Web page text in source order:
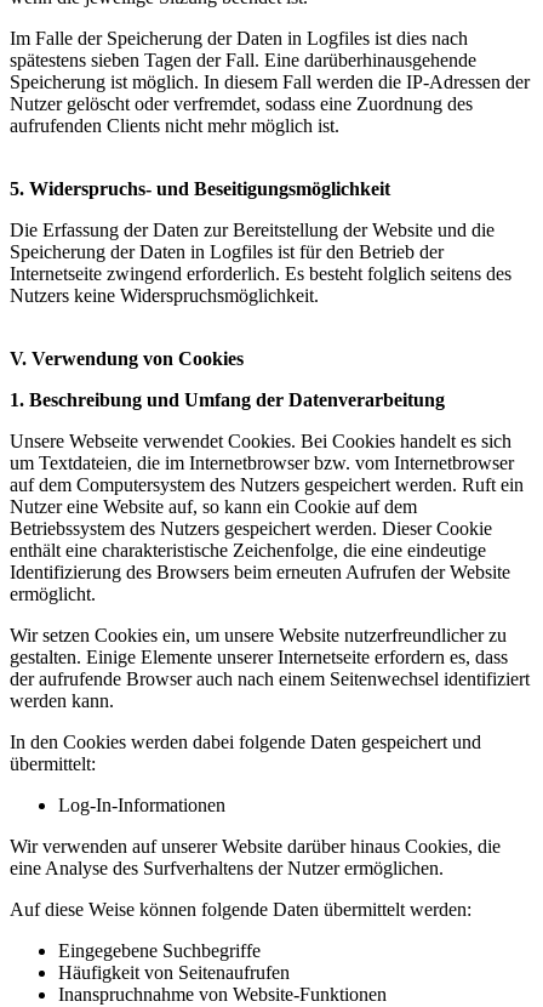
Im Falle der Speicherung der Daten in Logfiles ist dies nach
spätestens sieben Tagen der Fall. Eine darüberhinausgehende
Speicherung ist möglich. In diesem Fall werden die IP-Adressen der
Nutzer gelöscht oder verfremdet, sodass eine Zuordnung des
aufrufenden Clients nicht mehr möglich ist.
5. Widerspruchs- und Beseitigungsmöglichkeit
Die Erfassung der Daten zur Bereitstellung der Website und die
Speicherung der Daten in Logfiles ist für den Betrieb der
Internetseite zwingend erforderlich. Es besteht folglich seitens des
Nutzers keine Widerspruchsmöglichkeit.
V. Verwendung von Cookies
1. Beschreibung und Umfang der Datenverarbeitung
Unsere Webseite verwendet Cookies. Bei Cookies handelt es sich
um Textdateien, die im Internetbrowser bzw. vom Internetbrowser
auf dem Computersystem des Nutzers gespeichert werden. Ruft ein
Nutzer eine Website auf, so kann ein Cookie auf dem
Betriebssystem des Nutzers gespeichert werden. Dieser Cookie
enthält eine charakteristische Zeichenfolge, die eine eindeutige
Identifizierung des Browsers beim erneuten Aufrufen der Website
ermöglicht.
Wir setzen Cookies ein, um unsere Website nutzerfreundlicher zu
gestalten. Einige Elemente unserer Internetseite erfordern es, dass
der aufrufende Browser auch nach einem Seitenwechsel identifiziert
werden kann.
In den Cookies werden dabei folgende Daten gespeichert und
übermittelt:
Log-In-Informationen
Wir verwenden auf unserer Website darüber hinaus Cookies, die
eine Analyse des Surfverhaltens der Nutzer ermöglichen.
Auf diese Weise können folgende Daten übermittelt werden:
Eingegebene Suchbegriffe
Häufigkeit von Seitenaufrufen
Inanspruchnahme von Website-Funktionen